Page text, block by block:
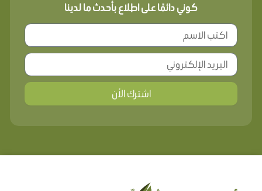
كوني دائمًا على اطلاع بأحدث ما لدينا
اشترك الأن